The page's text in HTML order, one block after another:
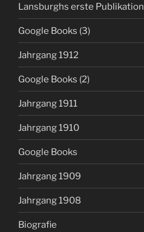
Lansburghs erste Publikation
Google Books (3)
Jahrgang 1912
Google Books (2)
Jahrgang 1911
Jahrgang 1910
Google Books
Jahrgang 1909
Jahrgang 1908
Biografie